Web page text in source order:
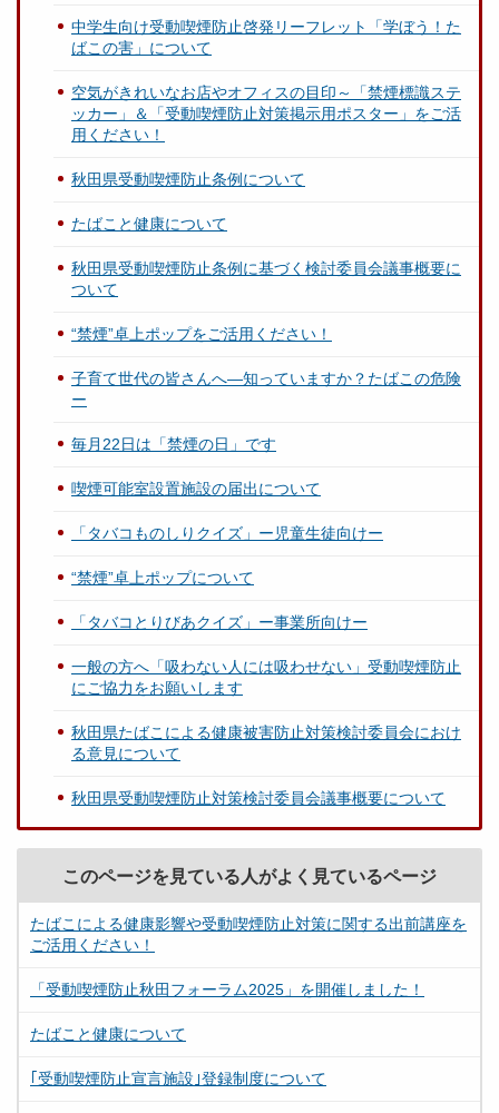
中学生向け受動喫煙防止啓発リーフレット「学ぼう！た
ばこの害」について
空気がきれいなお店やオフィスの目印～「禁煙標識ステ
ッカー」＆「受動喫煙防止対策掲示用ポスター」をご活
用ください！
秋田県受動喫煙防止条例について
たばこと健康について
秋田県受動喫煙防止条例に基づく検討委員会議事概要に
ついて
“禁煙”卓上ポップをご活用ください！
子育て世代の皆さんへ―知っていますか？たばこの危険
ー
毎月22日は「禁煙の日」です
喫煙可能室設置施設の届出について
「タバコものしりクイズ」ー児童生徒向けー
“禁煙”卓上ポップについて
「タバコとりびあクイズ」ー事業所向けー
一般の方へ「吸わない人には吸わせない」受動喫煙防止
にご協力をお願いします
秋田県たばこによる健康被害防止対策検討委員会におけ
る意見について
秋田県受動喫煙防止対策検討委員会議事概要について
このページを見ている人がよく見ているページ
たばこによる健康影響や受動喫煙防止対策に関する出前講座を
ご活用ください！
「受動喫煙防止秋田フォーラム2025」を開催しました！
たばこと健康について
｢受動喫煙防止宣言施設｣登録制度について